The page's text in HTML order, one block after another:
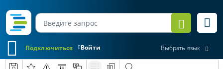
Войти
Подключиться Выбрать язык